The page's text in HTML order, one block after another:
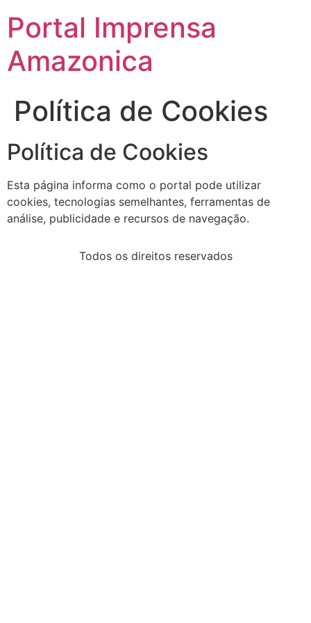
Portal Imprensa
Amazonica
Política de Cookies
Política de Cookies
Esta página informa como o portal pode utilizar
cookies, tecnologias semelhantes, ferramentas de
análise, publicidade e recursos de navegação.
Todos os direitos reservados